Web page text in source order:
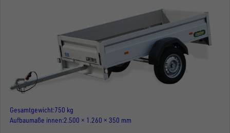
Gesamtgewicht 750 kg
Aufbaumaße innen 2.500 × 1.260 × 350 mm